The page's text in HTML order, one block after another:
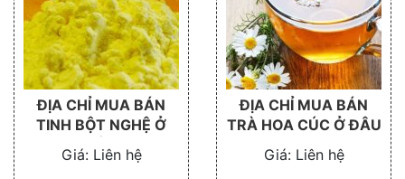
ĐỊA CHỈ MUA BÁN
TINH BỘT NGHỆ Ở
ĐÂU
Giá:Liên hệ
ĐỊA CHỈ MUA BÁN
TRÀ HOA CÚC Ở ĐÂU
Giá:Liên hệ